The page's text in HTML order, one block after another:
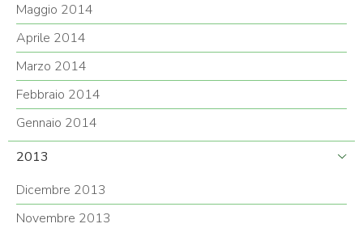
Maggio 2014
Aprile 2014
Marzo 2014
Febbraio 2014
Gennaio 2014
2013
Dicembre 2013
Novembre 2013